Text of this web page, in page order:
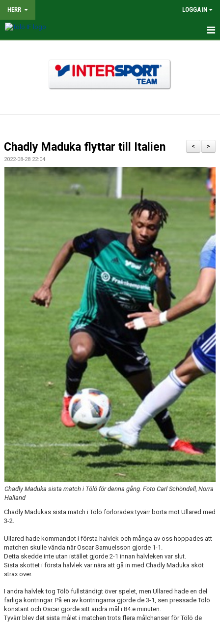
HERR LOGGA IN
BILDGALLERI
DOKUMENT
>
<
Chadly Maduka flyttar till Italien
2022-08-28 22:04
Chadly Maduka sista match i Tölö för denna gång. Foto Carl Schöndell, Norra
Halland
Chadly Madukas sista match i Tölö förlorades tyvärr borta mot Ullared med
3-2.
Ullared hade kommandot i första halvlek och många av oss hoppades att
matchen skulle vända när Oscar Samuelsson gjorde 1-1.
Detta skedde inte utan istället gjorde 2-1 innan halvleken var slut.
Sista skottet i första halvlek var nära att gå in med Chadly Maduka sköt
strax över.
I andra halvlek tog Tölö fullständigt över spelet, men Ullared hade en del
farliga kontringar. På en av kontringarna gjorde de 3-1, sen pressade Tölö
konstant och Oscar gjorde sitt andra mål i 84:e minuten.
Tyvärr blev det sista målet i matchen trots flera målchanser för Tölö de